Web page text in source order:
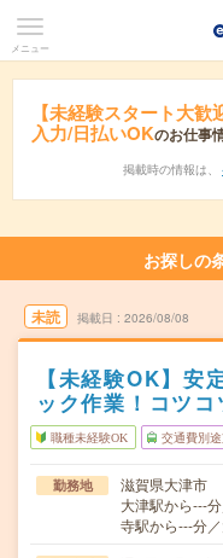
メニュー
【未経験スタート大
入力/日払いOKのお仕事
掲載時の情報は、
お探しの
未読 掲載日 2026/08/08
【未経験OK】安
ック作業！コツコ
職種未経験OK 交通費別途
勤務地
滋賀県大津市
大津駅から---
寺駅から---分